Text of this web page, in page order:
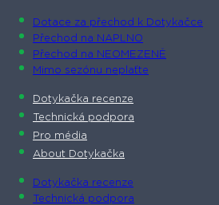
Dotace za přechod k Dotykačce
Přechod na NAPLNO
Přechod na NEOMEZENĚ
Mimo sezónu neplaťte
Dotykačka recenze
Technická podpora
Pro média
About Dotykačka
Dotykačka recenze
Technická podpora